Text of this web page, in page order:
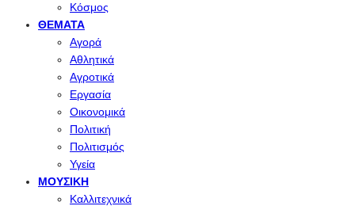
Κόσμος
ΘΈΜΑΤΑ
Αγορά
Αθλητικά
Αγροτικά
Εργασία
Οικονομικά
Πολιτική
Πολιτισμός
Υγεία
ΜΟΥΣΙΚΉ
Καλλιτεχνικά